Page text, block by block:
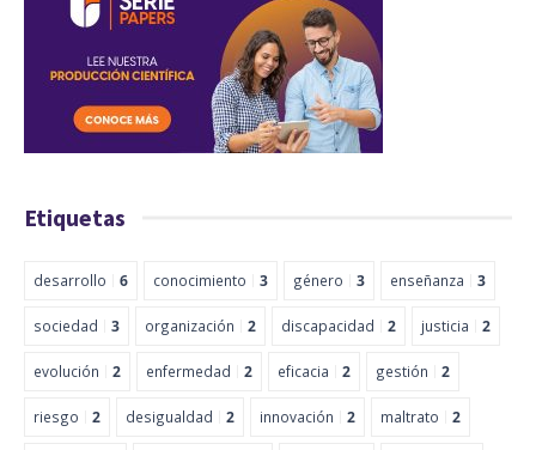
Etiquetas
desarrollo 6 conocimiento 3 género 3 enseñanza 3
sociedad 3 organización 2 discapacidad 2 justicia 2
evolución 2 enfermedad 2 eficacia 2 gestión 2
riesgo 2 desigualdad 2 innovación 2 maltrato 2